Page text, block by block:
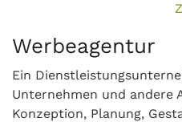
Werbeagentur
Ein
Unternehmen und andere
Konzeption, Planung,